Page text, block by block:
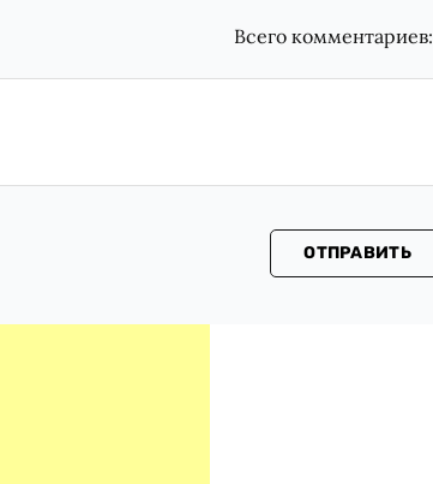
Всего комментариев:
ОТПРАВИТЬ